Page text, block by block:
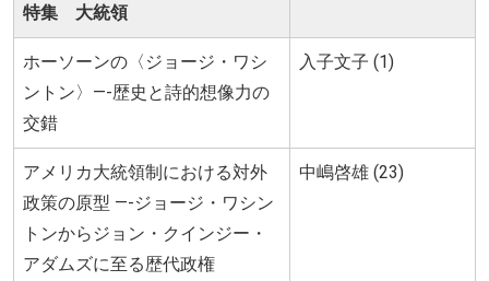
特集 大統領
ホーソーンの〈ジョージ・ワシ
ントン〉—-歴史と詩的想像力の
交錯
入子文子 (1)
アメリカ大統領制における対外
政策の原型 —-ジョージ・ワシン
トンからジョン・クインジー・
アダムズに至る歴代政権
中嶋啓雄 (23)